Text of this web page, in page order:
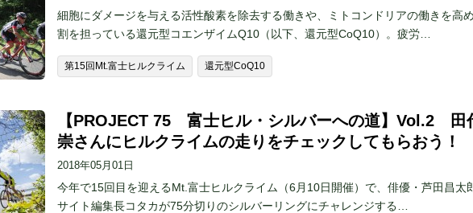
細胞にダメージを与える活性酸素を除去する働きや、ミトコンドリアの働きを高
割を担っている還元型コエンザイムQ10（以下、還元型CoQ10）。疲労…
第15回Mt.富士ヒルクライム 還元型CoQ10
【PROJECT 75 富士ヒル・シルバーへの道】Vol.2 田
崇さんにヒルクライムの走りをチェックしてもらおう！
2018年05月01日
今年で15回目を迎えるMt.富士ヒルクライム（6月10日開催）で、俳優・芦田昌太
サイト編集長コタカが75分切りのシルバーリングにチャレンジする…